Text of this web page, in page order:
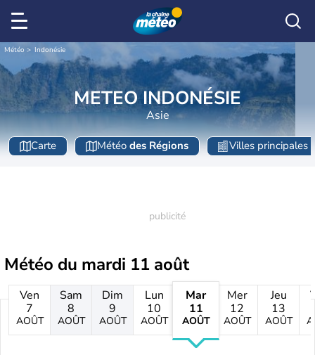
Météo Indonésie
METEO INDONÉSIE
Asie
Carte Météo des Régions Villes principales
Météo du mardi 11 août
Ven
7
AOÛT
Sam
8
AOÛT
Dim
9
AOÛT
Lun
10
AOÛT
Mar
11
AOÛT
Mer
12
AOÛT
Jeu
13
AOÛT